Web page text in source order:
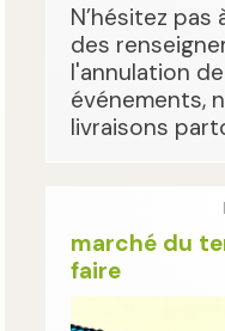
N’hésitez
des
l'annulation
événements,
livraisons
marché du
faire